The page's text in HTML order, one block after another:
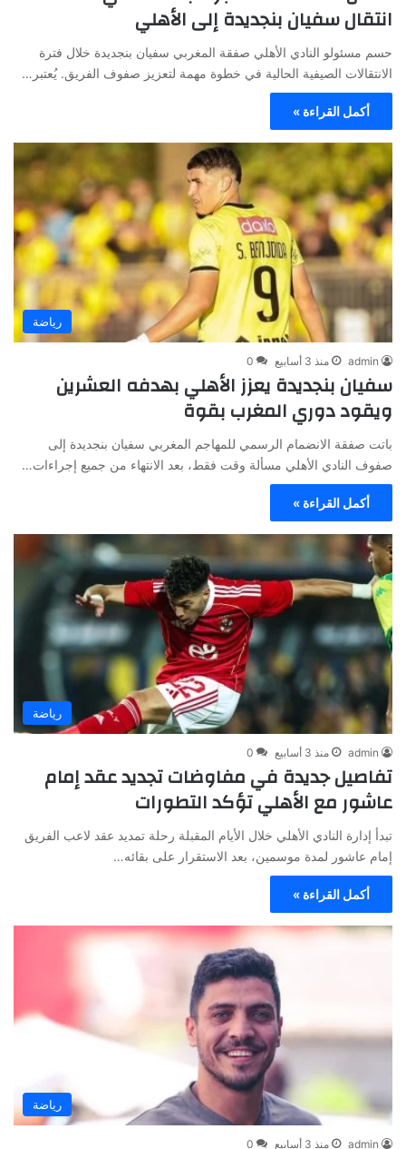
انتقال سفيان بنجديدة إلى الأهلي
حسم مسئولو النادي الأهلي صفقة المغربي سفيان بنجديدة خلال فترة
الانتقالات الصيفية الحالية في خطوة مهمة لتعزيز صفوف الفريق. يُعتبر…
أكمل القراءة »
رياضة
admin منذ 3 أسابيع 0
سفيان بنجديدة يعزز الأهلي بهدفه العشرين
ويقود دوري المغرب بقوة
باتت صفقة الانضمام الرسمي للمهاجم المغربي سفيان بنجديدة إلى
صفوف النادي الأهلي مسألة وقت فقط، بعد الانتهاء من جميع إجراءات…
أكمل القراءة »
رياضة
admin منذ 3 أسابيع 0
تفاصيل جديدة في مفاوضات تجديد عقد إمام
عاشور مع الأهلي تؤكد التطورات
تبدأ إدارة النادي الأهلي خلال الأيام المقبلة رحلة تمديد عقد لاعب الفريق
إمام عاشور لمدة موسمين، بعد الاستقرار على بقائه…
أكمل القراءة »
رياضة
admin منذ 3 أسابيع 0